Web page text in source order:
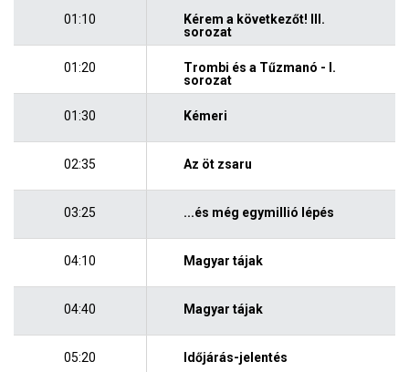
01:10
Kérem a következőt! III.
sorozat
01:20
Trombi és a Tűzmanó - I.
sorozat
01:30 Kémeri
02:35 Az öt zsaru
03:25 ...és még egymillió lépés
04:10 Magyar tájak
04:40 Magyar tájak
05:20 Időjárás-jelentés